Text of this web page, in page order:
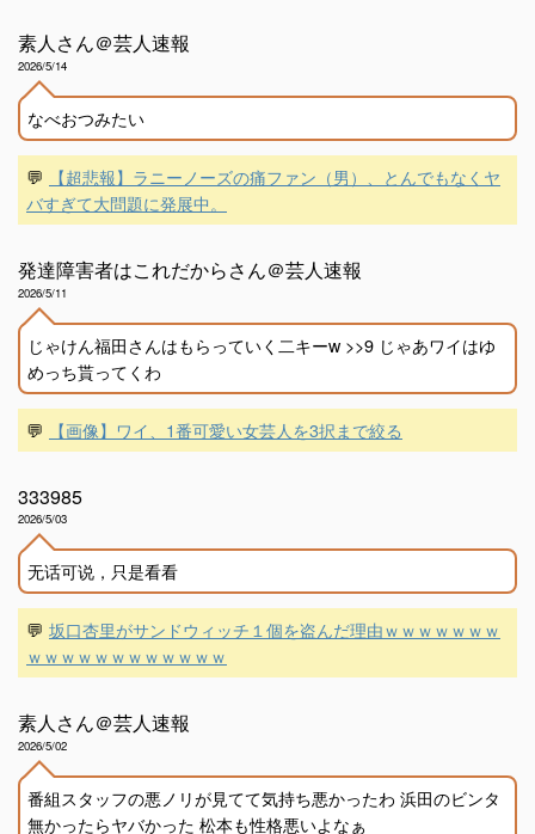
素人さん＠芸人速報
2026/5/14
なべおつみたい
💬
【超悲報】ラニーノーズの痛ファン（男）、とんでもなくヤ
バすぎて大問題に発展中。
発達障害者はこれだからさん＠芸人速報
2026/5/11
じゃけん福田さんはもらっていく二キーw >>9 じゃあワイはゆ
めっち貰ってくわ
💬 【画像】ワイ、1番可愛い女芸人を3択まで絞る
333985
2026/5/03
无话可说，只是看看
💬 坂口杏里がサンドウィッチ１個を盗んだ理由ｗｗｗｗｗｗｗ
ｗｗｗｗｗｗｗｗｗｗｗｗ
素人さん＠芸人速報
2026/5/02
番組スタッフの悪ノリが見てて気持ち悪かったわ 浜田のビンタ
無かったらヤバかった 松本も性格悪いよなぁ